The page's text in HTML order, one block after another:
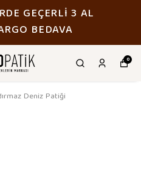
GEÇERLİ 3 AL
BEDAVA
0
Deniz Patiği